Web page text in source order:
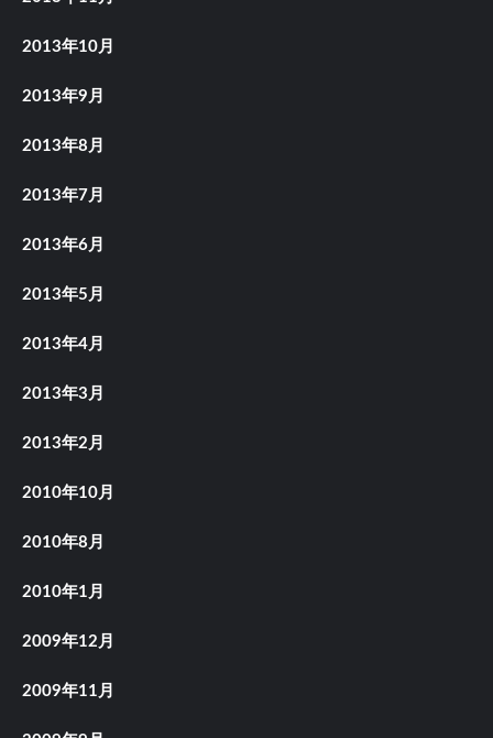
2013年10月
2013年9月
2013年8月
2013年7月
2013年6月
2013年5月
2013年4月
2013年3月
2013年2月
2010年10月
2010年8月
2010年1月
2009年12月
2009年11月